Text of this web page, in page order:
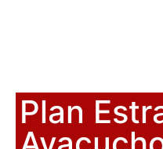
Plan